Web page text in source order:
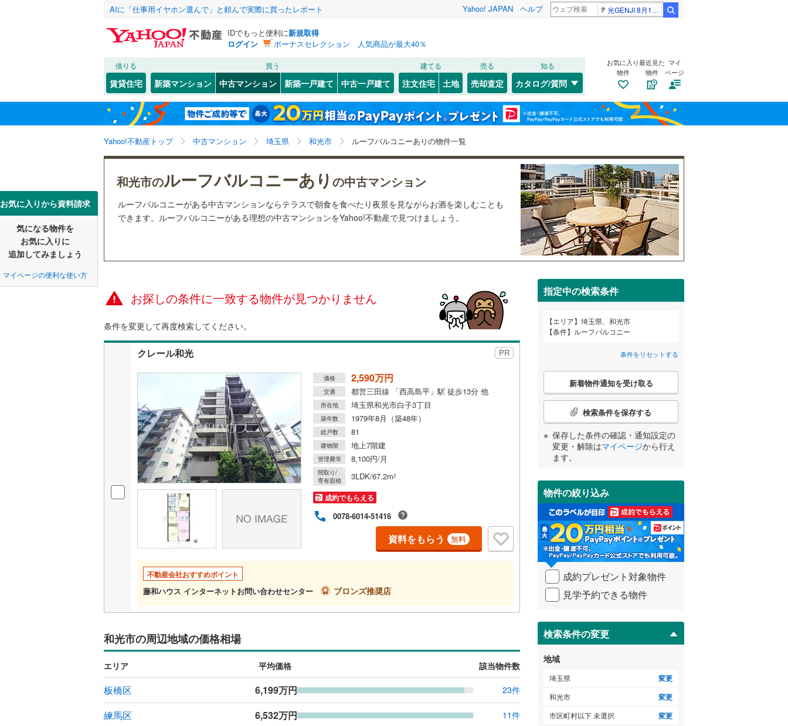
AIに「仕事用イヤホン選んで」と頼んで実際に買ったレポート Yahoo! JAPAN ヘルプ 光GENJI 8月19日
IDでもっと便利に新規取得
ログイン
ボーナスセレクション 人気商品が最大40％
借りる
賃貸住宅
買う
新築マンション 中古マンション 新築一戸建て 中古一戸建て
建てる
注文住宅 土地
売る
売却査定
知る
カタログ/質問
お気に入り
物件
最近見た
物件
マイ
ページ
Yahoo!不動産トップ 中古マンション 埼玉県 和光市 ルーフバルコニーありの物件一覧
お気に入りから資料請求
気になる物件を
お気に入りに
追加してみましょう
マイページの便利な使い方
和光市のルーフバルコニーあり の中古マンション
ルーフバルコニーがある中古マンションならテラスで朝食を食べたり夜景を見ながらお酒を楽しむことも
できます。ルーフバルコニーがある理想の中古マンションをYahoo!不動産で見つけましょう。
お探しの条件に一致する物件が見つかりません
条件を変更して再度検索してください。
クレール和光 PR
価格 2,590万円
交通 都営三田線 「西高島平」駅 徒歩13分 他
所在地 埼玉県和光市白子3丁目
築年数 1979年8月（築48年）
総戸数 81
建物階 地上7階建
管理費等 8,100円/月
間取り/
専有面積
3LDK/67.2m2
成約でもらえる
0078-6014-51416
資料をもらう 無料
不動産会社おすすめポイント
藤和ハウス インターネットお問い合わせセンター ブロンズ推奨店
和光市の周辺地域の価格相場
エリア 平均価格 該当物件数
板橋区 6,199万円 23件
練馬区 6,532万円 11件
指定中の検索条件
エリア
埼玉県、和光市
条件
ルーフバルコニー
条件をリセットする
こ
検
条
件
受
け
取
る
・
条
件
を
イ
ペ
ジ
に
保
存
す
る
新着物件通知を受け取る
検索条件を保存する
保存した条件の確認・通知設定の
変更・解除はマイページから行え
ます。
物件の絞り込み
成約プレゼント対象物件
見学予約できる物件
検索条件の変更
地域
埼玉県 変更
和光市 変更
市区町村以下 未選択 変更
北海道 北海道
東北 青森 岩手 宮城 秋田 山形 福島
関東 東京 神奈川 埼玉 千葉 茨城
新潟
東海 愛知 岐阜 静岡 三重
和歌山
中国 鳥取 島根 岡山 広島 山口
四国 徳島 香川 愛媛
九州・沖縄 福岡 大分 鹿児島
この条件で検索する 市区町村を選択する 条件をリセットする
さいたま市 西区(0) 北区(4) 大宮区(0)
見沼区(0) 中央区(2) 桜区(3)
浦和区
(5 南区( )
埼玉県のそのほ
かの地域
川越市(6) 熊谷市(0) 川口市(16)
行田市(0) 秩父市(0 ) 所沢市(3)
本庄市(0)
羽生市
) 深谷市(0)
蕨市
( 入間市(2)
新座市
桶川市 (1)
北本市(3 八潮市(1) 富士見市(3)
三郷市(0) 蓮田市(0 坂戸市(2)
幸手市(0) 鶴ヶ島市 日高市 ( 0)
吉川市(1)
北足立郡伊奈町(0) 入間郡毛呂山町(
入間郡越生町(0 比企郡滑川町 比企郡嵐山町(0 )
比企郡川島町( 0) 比企郡吉見町(0)
秩父郡横瀬町(0)
秩父郡皆野町
秩父郡小鹿野町(0)
児玉郡神川町 ( 0)
南埼玉郡宮代町(0)
北葛飾郡杉戸町(0) 北葛飾郡松伏町(0)
この条件で検索する 市区町村以下を選択する 条件をリセットする
この条件で検索する 条件をリセットする
JR 東北本線(0) 川越線(0) 高崎線(0)
湘南新宿ライン（宇都宮～逗子）
(0)
湘南新宿ライン（前橋～小田原）
(0)
武蔵野線(0)
東北新幹線(0) 上越新幹線(0) 山形新幹線(0)
秋田新幹線 (0) 北陸新幹線
地下鉄 東京メトロ有楽町線(0) 東京メトロ副都心線( 0)
つくばエクスプレス(0)
東武伊勢崎線(0) 東武日光線(0) 東武野田線(0)
西武池袋線(0)
西武秩父線(0) 西武狭山線(0)
西武山口線
0)
この条件で検索する 駅を選択する 条件をリセットする
この条件で検索する 条件をリセットする
こだわり条件 リフォーム、リノベーション
リノベーション・リフォーム
（0）
築古・築30年以上（0）
共用設備
自転車置き場（0）
トランクルーム
0） エレベーター バイク置き場（0）
駐車場空きあり（近隣を含む）
オートロック （ 0 防犯カメラ （0 ）
管理・管理規約
角住戸 2階以上（0）
階下に住戸なし（0 メゾネット 最上階（0）
構造・規模・施工・品質・工法関連
耐震構造（0 ） 免震構造（ 制震構造（0）
大規模（総戸数200以上）
（0）
タワー（20階建て以上）
低層マンション（4階建て以
下）（0
立地
最寄りの駅が始発駅 （0 海まで2km以内 小学校まで1km以内（0）
コンシェルジュサービス ゲストルーム（0）
設備
ＴＶモニタ付インターホン
（0）
間取り、居室全体
バリアフリー住宅（0）
この条件で検索する 条件をリセットする
検索条件を保存しました
この検索条件の新着物件通知は、 マイページから設定できます。
保存した条件を見る
埼玉県、和光市、ルーフバルコニー
検索条件を保存する
マイページ
閉じる お気に入りリストを見る
閉じる
閉じる お気に入りリストを見る
閉じる